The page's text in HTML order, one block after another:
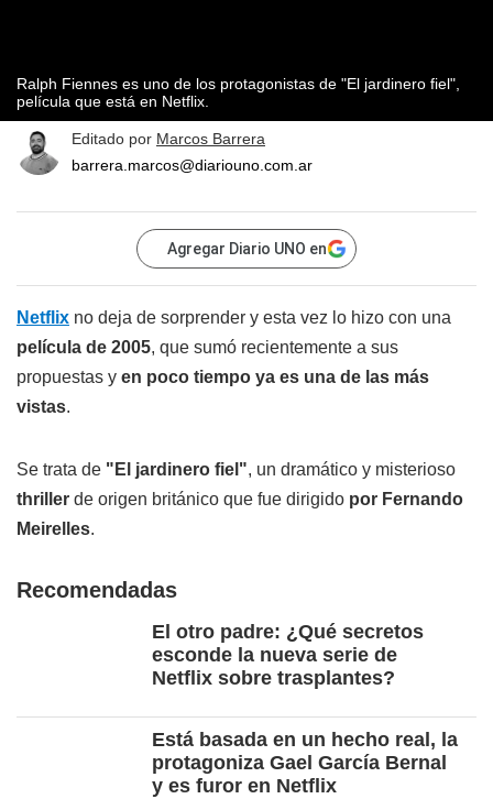
Ralph Fiennes es uno de los protagonistas de "El jardinero fiel",
película que está en Netflix.
Editado por Marcos Barrera
barrera.marcos@diariouno.com.ar
Agregar Diario UNO en
Netflix no deja de sorprender y esta vez lo hizo con una
película de 2005, que sumó recientemente a sus
propuestas y en poco tiempo ya es una de las más
vistas.
Se trata de "El jardinero fiel", un dramático y misterioso
thriller de origen británico que fue dirigido por Fernando
Meirelles.
Recomendadas
El otro padre: ¿Qué secretos
esconde la nueva serie de
Netflix sobre trasplantes?
Está basada en un hecho real, la
protagoniza Gael García Bernal
y es furor en Netflix